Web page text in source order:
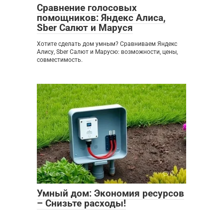
Сравнение голосовых
помощников: Яндекс Алиса,
Sber Салют и Маруся
Хотите сделать дом умным? Сравниваем Яндекс
Алису, Sber Салют и Марусю: возможности, цены,
совместимость.
Мебель 0
Умный дом: Экономия ресурсов
– Снизьте расходы!